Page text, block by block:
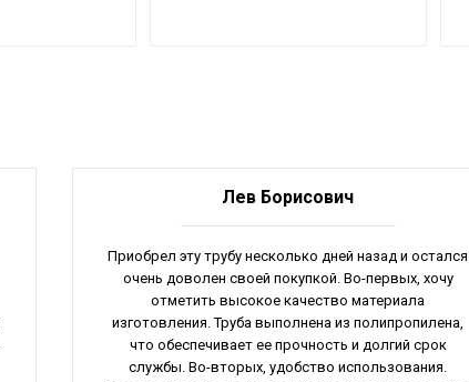
Лев Борисович
Приобрел эту трубу несколько дней назад и остался
очень доволен своей покупкой. Во-первых, хочу
отметить высокое качество материала
изготовления. Труба выполнена из полипропилена,
что обеспечивает ее прочность и долгий срок
службы. Во-вторых, удобство использования.